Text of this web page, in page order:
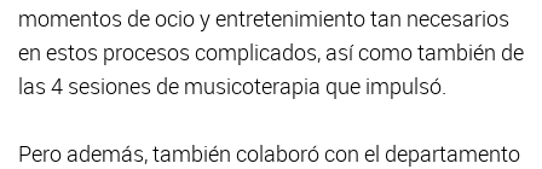
momentos de ocio y entretenimiento tan necesarios
en estos procesos complicados, así como también de
las 4 sesiones de musicoterapia que impulsó.
Pero además, también colaboró con el departamento